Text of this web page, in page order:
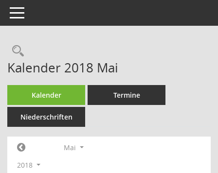
Toggle navigation
Rechercheauswahl
Kalender 2018 Mai
Kalender Termine
Niederschriften
Mai
2018